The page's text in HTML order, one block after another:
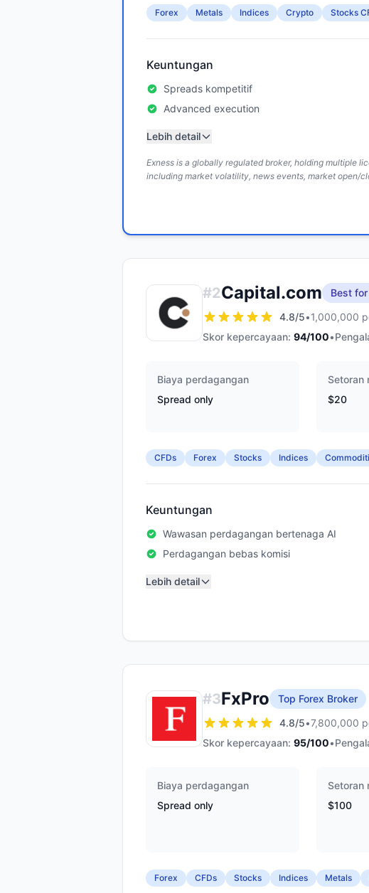
Forex Metals Indices Crypto Stocks
Keuntungan
Spreads kompetitif
Advanced execution
Lebih detail
Exness is a globally regulated broker, holding multiple
including market volatility, news events, market open/
#2Capital.com
Best for
4.8/5•1,000,000
Skor kepercayaan: 94/100•
Biaya perdagangan
Spread only
Setoran
$20
CFDs Forex Stocks Indices
Keuntungan
Wawasan perdagangan bertenaga AI
Perdagangan bebas komisi
Lebih detail
#3FxPro
Top Forex Broker
4.8/5•7,800,000
Skor kepercayaan: 95/100•
Biaya perdagangan
Spread only
Setoran
$100
Forex CFDs Stocks Indices Metals